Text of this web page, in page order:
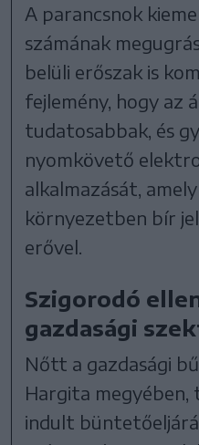
A parancsnok
számának
belüli erőszak is
fejlemény, hogy az
tudatosabbak, és
nyomkövető
alkalmazását,
környezetben bír
erővel.
Szigorodó
gazdasági
Nőtt a gazdasági
Hargita megyében,
indult